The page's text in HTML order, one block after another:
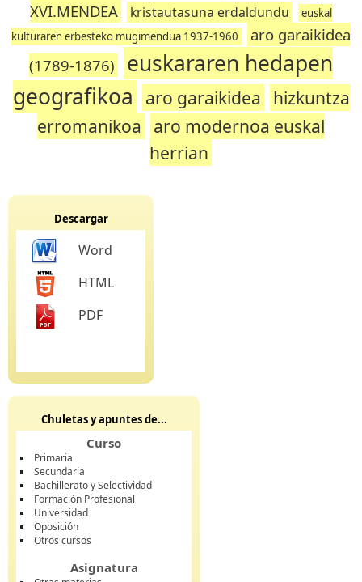
XVI.MENDEA
kristautasuna erdaldundu
euskal
kulturaren erbesteko mugimendua 1937-1960
aro garaikidea
(1789-1876)
euskararen hedapen
geografikoa
aro garaikidea hizkuntza
erromanikoa aro modernoa euskal
herrian
Descargar
Word
HTML
PDF
Chuletas y apuntes de...
Curso
Primaria
Secundaria
Bachillerato y Selectividad
Formación Profesional
Universidad
Oposición
Otros cursos
Asignatura